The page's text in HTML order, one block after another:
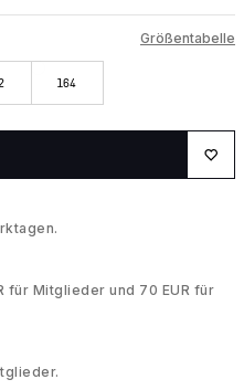
Größentabelle
164
für Mitglieder und 70 EUR für